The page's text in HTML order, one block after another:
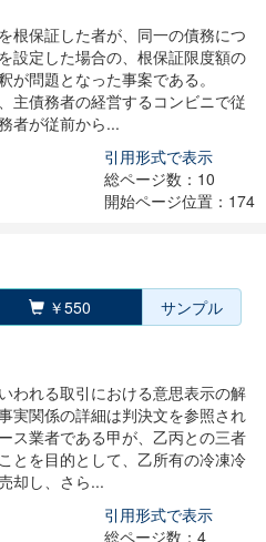
根保証した者が、同一の債務につ
設定した場合の、根保証限度額の
問題となった事案である。
主債務者の経営するコンビニで従
者が従前から...
引用形式で表示
総ページ数：10
開始ページ位置：174
￥550 サンプル
われる取引における意思表示の解
実関係の詳細は判決文を参照され
ス業者である甲が、乙丙との三者
とを目的として、乙所有の冷凍冷
却し、さら...
引用形式で表示
総ページ数：4